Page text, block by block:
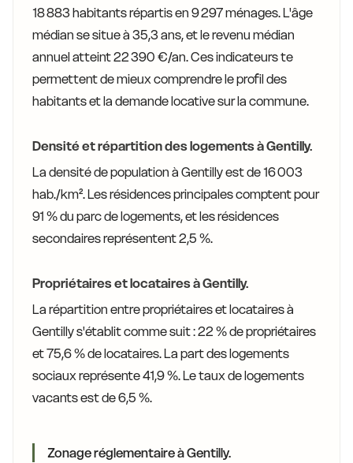
18 883 habitants répartis en 9 297 ménages. L'âge
médian se situe à 35,3 ans, et le revenu médian
annuel atteint 22 390 €/an. Ces indicateurs te
permettent de mieux comprendre le profil des
habitants et la demande locative sur la commune.
Densité et répartition des logements à Gentilly.
La densité de population à Gentilly est de 16 003
hab./km². Les résidences principales comptent pour
91 % du parc de logements, et les résidences
secondaires représentent 2,5 %.
Propriétaires et locataires à Gentilly.
La répartition entre propriétaires et locataires à
Gentilly s'établit comme suit : 22 % de propriétaires
et 75,6 % de locataires. La part des logements
sociaux représente 41,9 %. Le taux de logements
vacants est de 6,5 %.
Zonage réglementaire à Gentilly.